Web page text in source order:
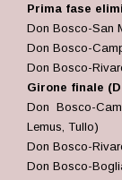
Prima fase eli
Don Bosco-San
Don Bosco-
Don Bosco-
Girone finale
Don Bosco-
Lemus, Tullo)
Don Bosco-
Don Bosco-